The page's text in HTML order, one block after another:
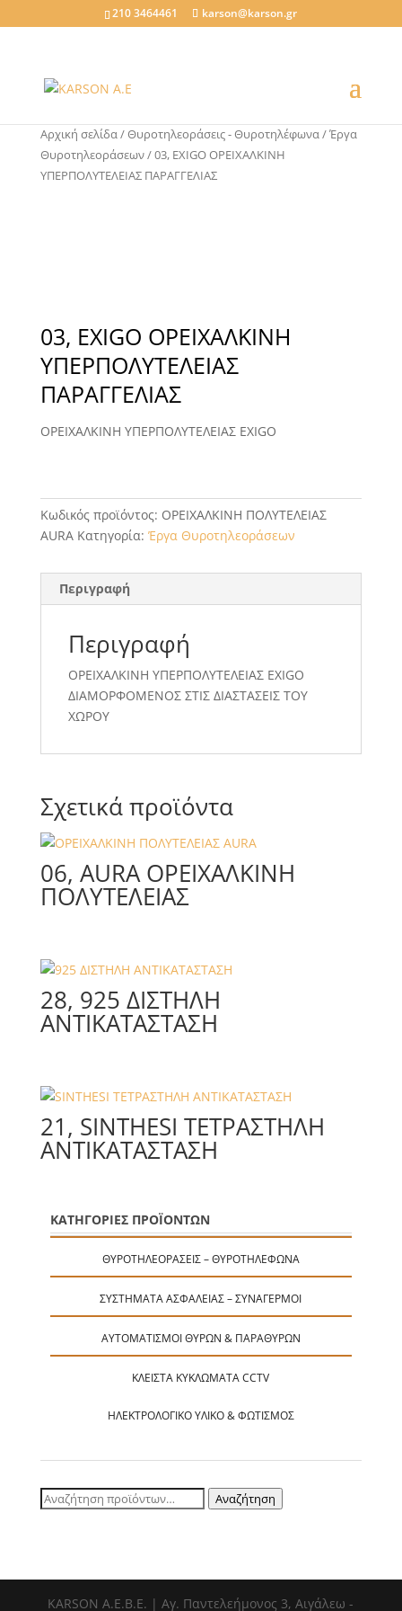
210 3464461 karson@karson.gr
Αρχική σελίδα/Θυροτηλεοράσεις - Θυροτηλέφωνα/Έργα
Θυροτηλεοράσεων/ 03, EXIGO ΟΡEIΧΑΛΚΙΝΗ
ΥΠΕΡΠΟΛΥΤΕΛΕΙΑΣ ΠΑΡΑΓΓΕΛΙΑΣ
03, EXIGO ΟΡEIΧΑΛΚΙΝΗ
ΥΠΕΡΠΟΛΥΤΕΛΕΙΑΣ
ΠΑΡΑΓΓΕΛΙΑΣ
ΟΡEIΧΑΛΚΙΝΗ ΥΠΕΡΠΟΛΥΤΕΛΕΙΑΣ EXIGO
Κωδικός προϊόντος: ΟΡEIΧΑΛΚΙΝΗ ΠΟΛΥΤΕΛΕΙΑΣ
AURA Κατηγορία: Έργα Θυροτηλεοράσεων
Περιγραφή
Περιγραφή
ΟΡEIΧΑΛΚΙΝΗ ΥΠΕΡΠΟΛΥΤΕΛΕΙΑΣ EXIGO
ΔΙΑΜΟΡΦΟΜΕΝΟΣ ΣΤΙΣ ΔΙΑΣΤΑΣΕΙΣ ΤΟΥ
ΧΩΡΟΥ
Σχετικά προϊόντα
06, AURA ΟΡEIΧΑΛΚΙΝΗ
ΠΟΛΥΤΕΛΕΙΑΣ
28, 925 ΔΙΣΤΗΛΗ
ΑΝΤΙΚΑΤΑΣΤΑΣΗ
21, SINTHESI ΤΕΤΡΑΣΤΗΛΗ
ΑΝΤΙΚΑΤΑΣΤΑΣΗ
ΚΑΤΗΓΟΡΙΕΣ ΠΡΟΪΟΝΤΩΝ
ΘΥΡΟΤΗΛΕΟΡΆΣΕΙΣ – ΘΥΡΟΤΗΛΈΦΩΝΑ
ΣΥΣΤΉΜΑΤΑ ΑΣΦΑΛΕΊΑΣ – ΣΥΝΑΓΕΡΜΟΊ
ΑΥΤΟΜΑΤΙΣΜΟΊ ΘΥΡΏΝ & ΠΑΡΑΘΎΡΩΝ
ΚΛΕΙΣΤΆ ΚΥΚΛΏΜΑΤΑ CCTV
ΗΛΕΚΤΡΟΛΟΓΙΚΌ ΥΛΙΚΌ & ΦΩΤΙΣΜΌΣ
Αναζήτηση
Αναζήτηση
ΚΑRSOΝ Α.E.B.E. | Αγ. Παντελεήμονος 3, Αιγάλεω -